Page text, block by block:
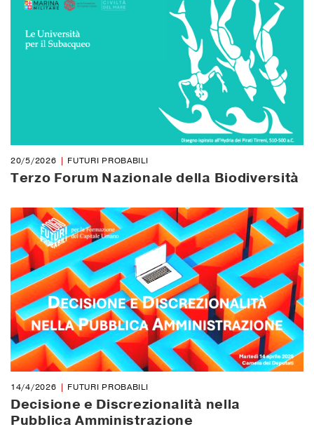
20/5/2026 FUTURI PROBABILI
Terzo Forum Nazionale della Biodiversità
14/4/2026 FUTURI PROBABILI
Decisione e Discrezionalità nella
Pubblica Amministrazione